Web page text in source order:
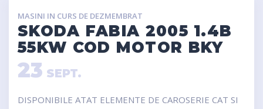
MASINI IN CURS DE DEZMEMBRAT
SKODA FABIA 2005 1.4B
55KW COD MOTOR BKY
23 SEPT.
DISPONIBILE ATAT ELEMENTE DE CAROSERIE CAT SI